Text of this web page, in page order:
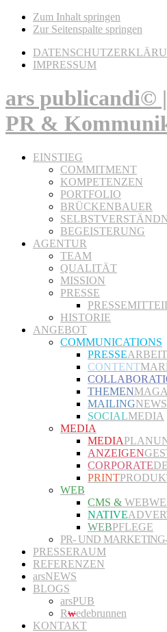
Zum Inhalt springen
Zur Seitenspalte springen
IMPRESSUM
ars publicandi©
PR &
EINSTIEG
COMMITMENT
KOMPETENZEN
PORTFOLIO
BRÜCKENBAUER
BEGEISTERUNG
AGENTUR
TEAM
QUALITÄT
MISSION
PRESSE
HISTORIE
ANGEBOT
COMMUNICATIONS
PRESSEARBEIT
CONTENT
THEMEN
MAILINGNEWS
SOCIALMEDIA
MEDIA
MEDIA
ANZEIGEN
CORPORATE
PRINT
WEB
CMS &
NATIVE
WEBPFLEGE
PR- UND
PRESSERAUM
REFERENZEN
arsNEWS
BLOGS
arsPUB
Rwedebrunnen
KONTAKT